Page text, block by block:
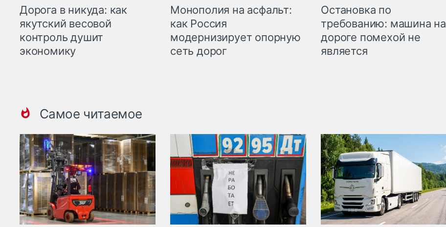
Дорога в никуда: как
якутский весовой
контроль душит
экономику
Монополия на асфальт:
как Россия
модернизирует опорную
сеть дорог
Остановка по
требованию: машина на
дороге помехой не
является
Самое читаемое